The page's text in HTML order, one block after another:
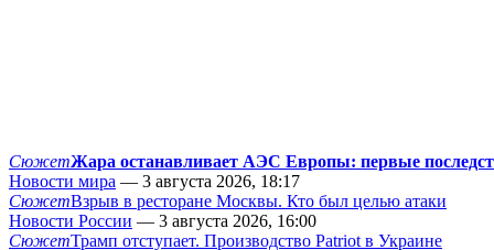
СюжетЖара останавливает АЭС Европы: первые
Новости мира — 3 августа 2026, 18:17
СюжетВзрыв в ресторане Москвы. Кто был целью атаки
Новости России — 3 августа 2026, 16:00
СюжетТрамп отступает. Производство Patriot в Украине